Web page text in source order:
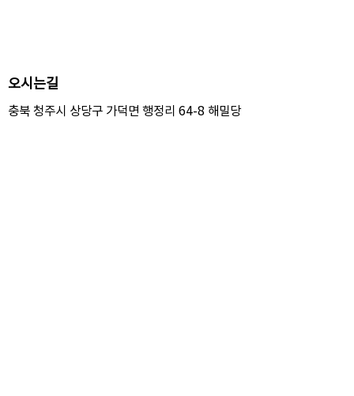
오시는길
충북 청주시 상당구 가덕면 행정리 64-8 해밀당